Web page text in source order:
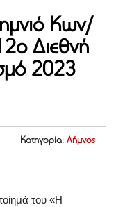
Κων/
Διεθνή
2023
Κατηγορία: Λήμνος
του «Η